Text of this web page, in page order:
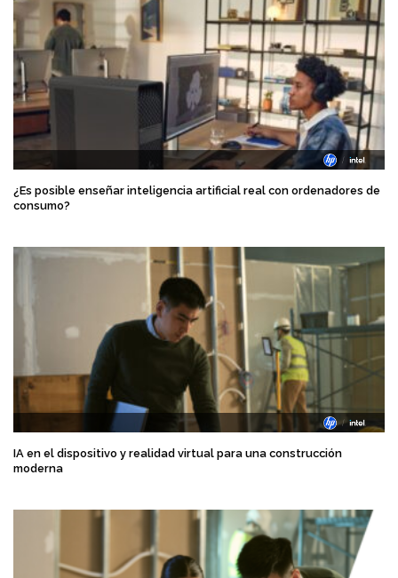
¿Es posible enseñar inteligencia artificial real con ordenadores de
consumo?
IA en el dispositivo y realidad virtual para una construcción
moderna